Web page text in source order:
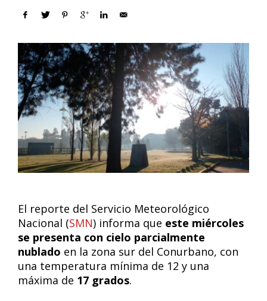
El reporte del Servicio Meteorológico
Nacional (SMN) informa que este miércoles
se presenta con cielo parcialmente
nublado en la zona sur del Conurbano, con
una temperatura mínima de 12 y una
máxima de 17 grados.